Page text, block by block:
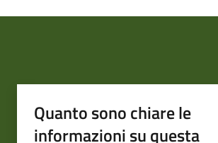
Quanto sono chiare le
informazioni su questa